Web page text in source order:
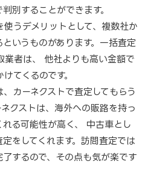
別することができます。
うデメリットとして、複数社か
いうものがあります。一括査定
業者は、 他社よりも高い金額で
てくるのです。
カーネクストで査定してもらう
クストは、海外への販路を持っ
る可能性が高く、 中古車とし
をしてくれます。訪問査定では
するので、その点も気が楽です